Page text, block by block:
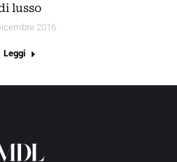
lusso
2016
Leggi